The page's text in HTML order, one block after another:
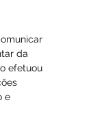
da
efetuou
e